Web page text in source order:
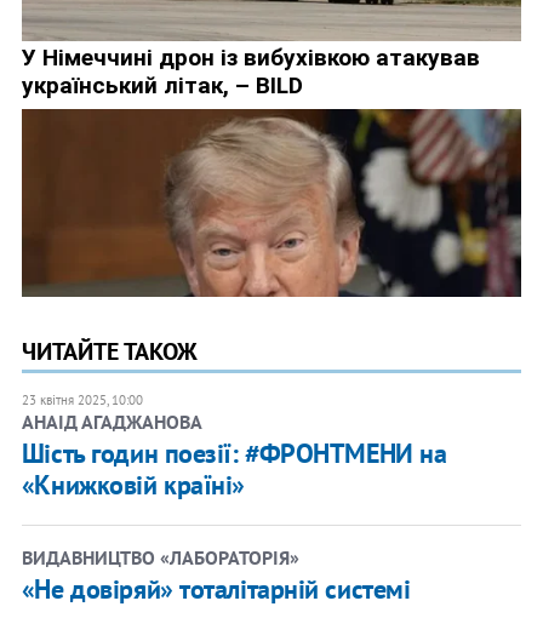
ЧИТАЙТЕ ТАКОЖ
23 квітня 2025, 10:00
АНАІД АГАДЖАНОВА
Шість годин поезії: #ФРОНТМЕНИ на
«Книжковій країні»
ВИДАВНИЦТВО «ЛАБОРАТОРІЯ»
«Не довіряй» тоталітарній системі